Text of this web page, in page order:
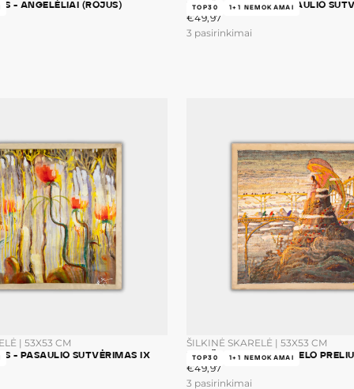
- ANGELĖLIAI (ROJUS) M.K. ČIURLIONIS - PASAULIO
TOP30 1+1 NEMOKAMAI
€49,97
ĮPRASTA
KAINA
€49,97
3 pasirinkimai
| 53X53 CM
- PASAULIO SUTVĖRIMAS IX
ŠILKINĖ SKARELĖ | 53X53 CM
M.K. ČIURLIONIS - ANGELO
TOP30 1+1 NEMOKAMAI
€49,97
ĮPRASTA
KAINA
€49,97
3 pasirinkimai